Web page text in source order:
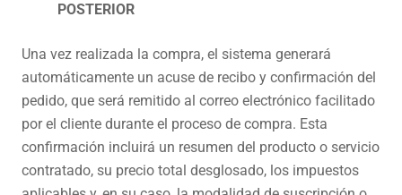
POSTERIOR
Una vez realizada la compra, el sistema generará
automáticamente un acuse de recibo y confirmación del
pedido, que será remitido al correo electrónico facilitado
por el cliente durante el proceso de compra. Esta
confirmación incluirá un resumen del producto o servicio
contratado, su precio total desglosado, los impuestos